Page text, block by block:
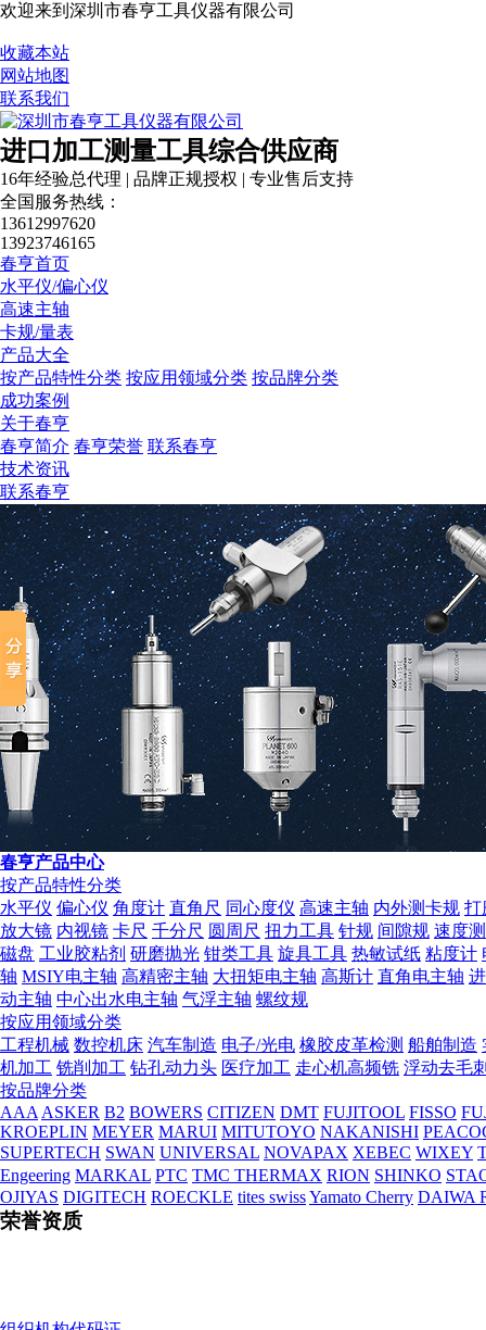
欢迎来到深圳市春亨工具仪器有限公司
收藏本站
网站地图
联系我们
进口加工测量工具综合供应商
16年经验总代理 | 品牌正规授权 | 专业售后支持
全国服务热线：
13612997620
13923746165
春亨首页
水平仪/偏心仪
高速主轴
卡规/量表
产品大全
按产品特性分类 按应用领域分类 按品牌分类
成功案例
关于春亨
春亨简介 春亨荣誉 联系春亨
技术资讯
联系春亨
春亨产品中心
按产品特性分类
水平仪 偏心仪 角度计 直角尺 同心度仪 高速主轴 内外测卡规 打
放大镜 内视镜 卡尺 千分尺 圆周尺 扭力工具 针规 间隙规 速度
磁盘 工业胶粘剂 研磨抛光 钳类工具 旋具工具 热敏试纸 粘度计
轴 MSIY电主轴 高精密主轴 大扭矩电主轴 高斯计 直角电主轴
动主轴 中心出水电主轴 气浮主轴 螺纹规
按应用领域分类
工程机械 数控机床 汽车制造 电子/光电 橡胶皮革检测 船舶制造
机加工 铣削加工 钻孔动力头 医疗加工 走心机高频铣 浮动去毛
按品牌分类
AAA ASKER B2 BOWERS CITIZEN DMT FUJITOOL FISSO
KROEPLIN MEYER MARUI MITUTOYO NAKANISHI
SUPERTECH SWAN UNIVERSAL NOVAPAX XEBEC WIXEY
Engeering MARKAL PTC TMC THERMAX RION SHINKO
OJIYAS DIGITECH ROECKLE tites swissYamato Cherry DAIWA
荣誉资质
营业执照